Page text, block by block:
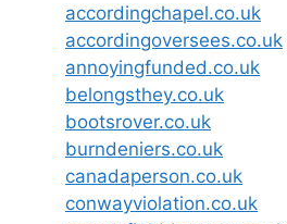
accordingchapel.co.uk
accordingoversees.co.uk
annoyingfunded.co.uk
belongsthey.co.uk
bootsrover.co.uk
burndeniers.co.uk
canadaperson.co.uk
conwayviolation.co.uk